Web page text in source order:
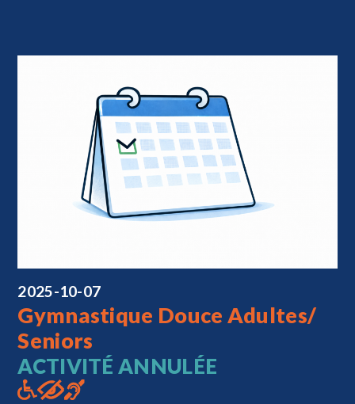
2025-10-07
Gymnastique Douce Adultes/
Seniors
ACTIVITÉ ANNULÉE